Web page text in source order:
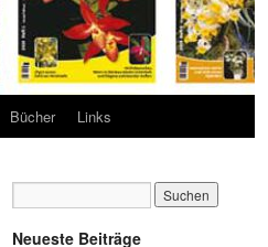
Bücher Links
Neueste Beiträge